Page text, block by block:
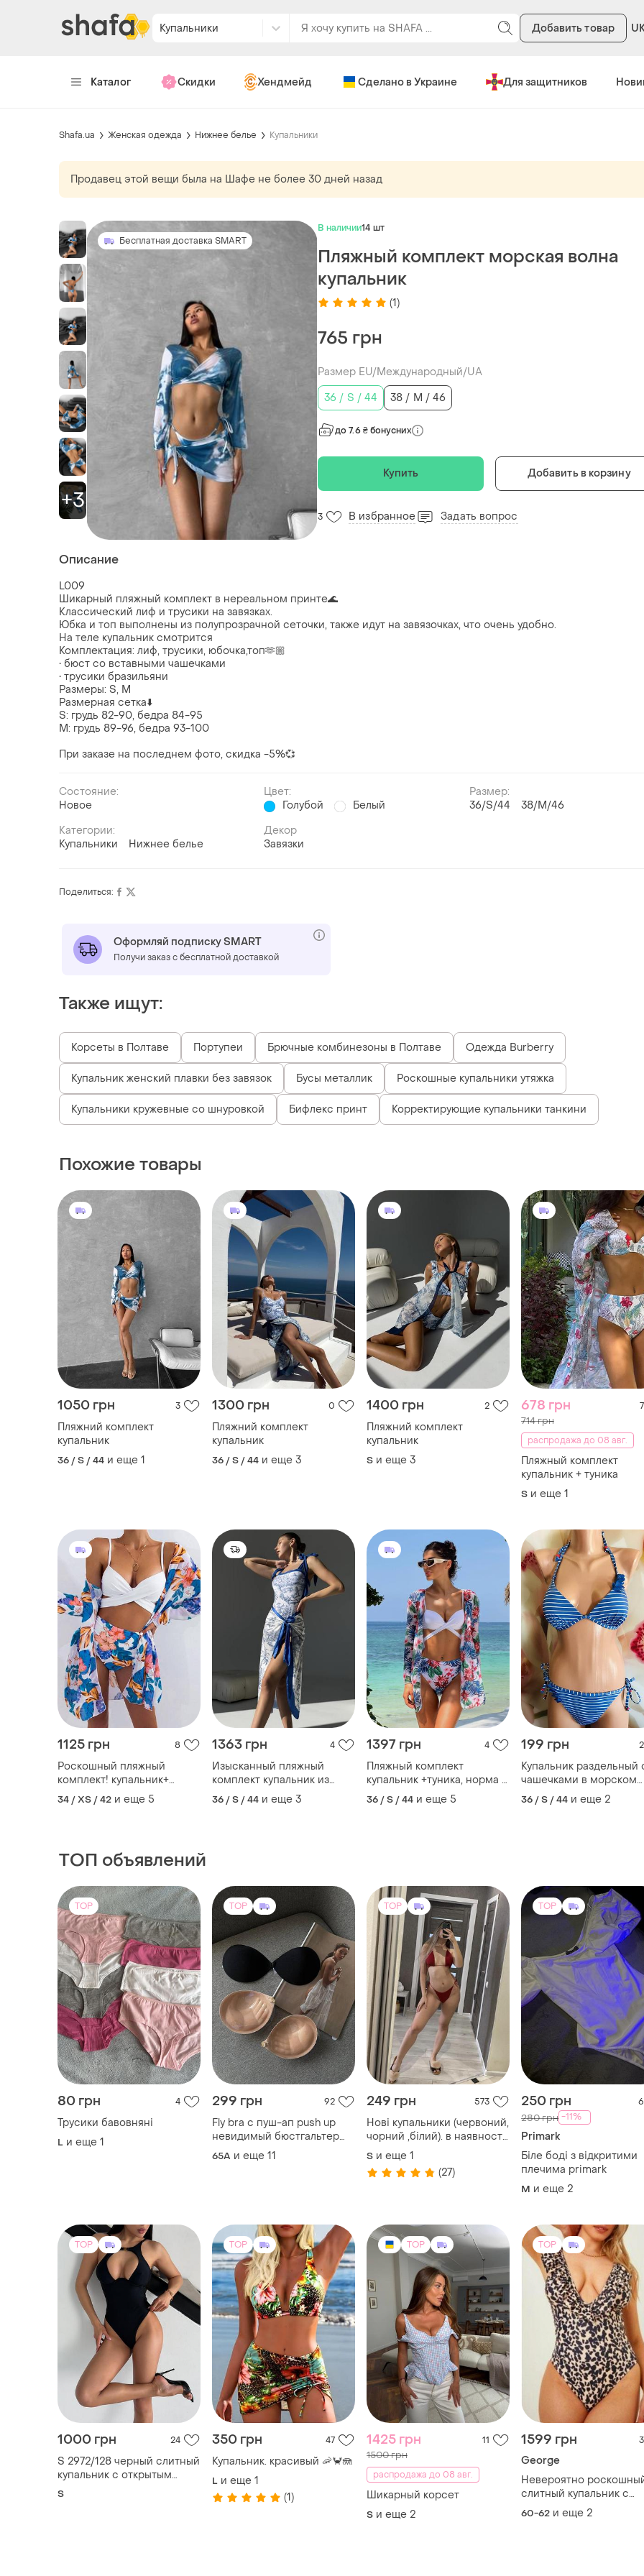
Купальники Добавить товар
Каталог Скидки Хендмейд Сделано в Украине Для защитников
Shafa.ua Женская одежда Нижнее белье Купальники
Продавец этой вещи была на Шафе не более 30 дней назад
+3
Бесплатная доставка SMART
В наличии14 шт
Пляжный комплект морская волна
купальник
(1)
765 грн
Размер EU/Международный/UA
36 / S / 44
38 / M / 46
до 7.6 ₴ бонусних
Купить Добавить в корзину
3 В избранное Задать вопрос
Описание
L009
Шикарный пляжный комплект в нереальном принте🌊
Классический лиф и трусики на завязках.
Юбка и топ выполнены из полупрозрачной сеточки, также идут на завязочках, что очень удобно.
На теле купальник смотрится
Комплектация: лиф, трусики, юбочка,топ🫶🏼
• бюст со вставными чашечками
• трусики бразильяни
Размеры: S, M
Размерная сетка⬇️
S: грудь 82-90, бедра 84-95
М: грудь 89-96, бедра 93-100
При заказе на последнем фото, скидка -5%💞
Состояние:
Новое
Цвет:
Голубой
Белый
Размер:
36/S/44
38/M/46
Категории:
Купальники
Нижнее белье
Декор
Завязки
Поделиться:
Оформляй подписку SMART
Получи заказ с бесплатной доставкой
Также ищут:
Корсеты в Полтаве Портупеи Брючные комбинезоны в Полтаве Одежда Burberry
Купальник женский плавки без завязок Бусы металлик Роскошные купальники утяжка
Купальники кружевные со шнуровкой Бифлекс принт Корректирующие купальники танкини
Похожие товары
1050 грн 3
Пляжний комплект
купальник
36 / S / 44 и еще 1
1300 грн 0
Пляжний комплект
купальник
36 / S / 44 и еще 3
1400 грн 2
Пляжний комплект
купальник
S и еще 3
678 грн 7
714 грн
распродажа до 08 авг.
Пляжный комплект
купальник + туника
S и еще 1
1125 грн 8
Роскошный пляжный
комплект! купальник+
туника!
34 / XS / 42 и еще 5
1363 грн 4
Изысканный пляжный
комплект купальник из
парео
36 / S / 44 и еще 3
1397 грн 4
Пляжный комплект
купальник +туника, норма и
батал
36 / S / 44 и еще 5
199 грн 2
Купальник раздельный
чашечками в морском
стиле в полоску
36 / S / 44 и еще 2
ТОП объявлений
TOP
80 грн 4
Трусики бавовняні
L и еще 1
TOP
299 грн 92
Fly bra с пуш-ап push up
невидимый бюстгальтер
силиконовый клеящийся
флай бра бюст лиф
65A и еще 11
TOP
249 грн 573
Нові купальники (червоний,
чорний ,білий). в наявності
декілька
S и еще 1
(27)
TOP
250 грн 6
280 грн -11%
Primark
Біле боді з відкритими
плечима primark
M и еще 2
TOP
1000 грн 24
S 2972/128 черный слитный
купальник с открытым
декольте
S
TOP
350 грн 47
Купальник. красивый 🦐🦀🪼
L и еще 1
(1)
TOP
1425 грн 11
1500 грн
распродажа до 08 авг.
Шикарный корсет
S и еще 2
TOP
1599 грн 3
George
Невероятно
слитный купальник с
леопардовым принтом
рюшами. супер-балал
60-62 и еще 2